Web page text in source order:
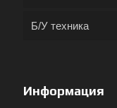
Б/У техника
Информация